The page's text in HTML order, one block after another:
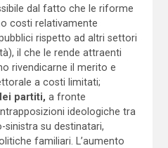
dal fatto che le riforme
costi relativamente
rispetto ad altri settori
il che le rende attraenti
rivendicarne il merito e
a costi limitati;
partiti, a fronte
ideologiche tra
su destinatari,
familiari. L’aumento